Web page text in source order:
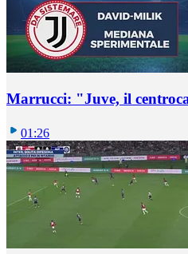
Marrucci: "Juve, il
01:26